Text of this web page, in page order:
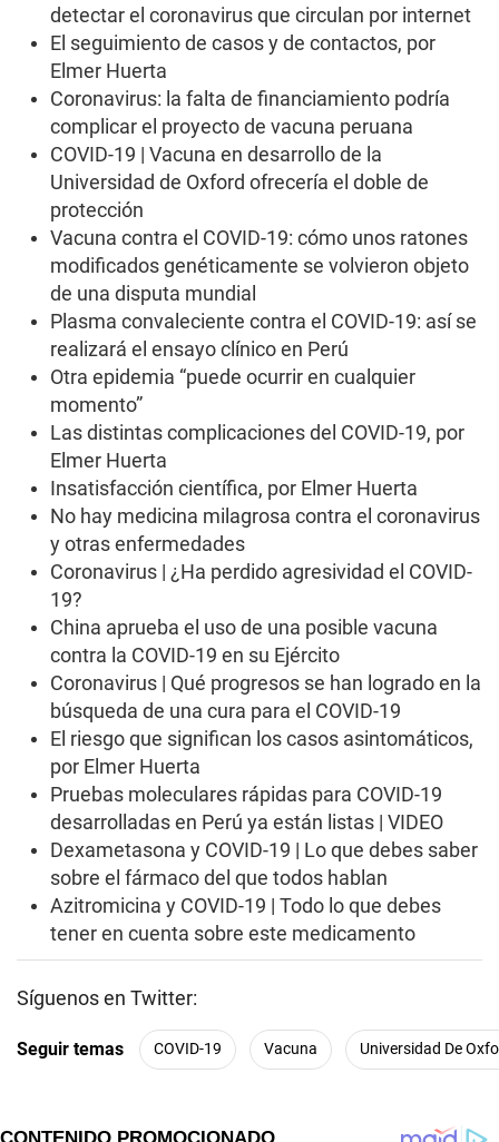
detectar el coronavirus que circulan por internet
El seguimiento de casos y de contactos, por
Elmer Huerta
Coronavirus: la falta de financiamiento podría
complicar el proyecto de vacuna peruana
COVID-19 | Vacuna en desarrollo de la
Universidad de Oxford ofrecería el doble de
protección
Vacuna contra el COVID-19: cómo unos ratones
modificados genéticamente se volvieron objeto
de una disputa mundial
Plasma convaleciente contra el COVID-19: así se
realizará el ensayo clínico en Perú
Otra epidemia “puede ocurrir en cualquier
momento”
Las distintas complicaciones del COVID-19, por
Elmer Huerta
Insatisfacción científica, por Elmer Huerta
No hay medicina milagrosa contra el coronavirus
y otras enfermedades
Coronavirus | ¿Ha perdido agresividad el COVID-
19?
China aprueba el uso de una posible vacuna
contra la COVID-19 en su Ejército
Coronavirus | Qué progresos se han logrado en la
búsqueda de una cura para el COVID-19
El riesgo que significan los casos asintomáticos,
por Elmer Huerta
Pruebas moleculares rápidas para COVID-19
desarrolladas en Perú ya están listas | VIDEO
Dexametasona y COVID-19 | Lo que debes saber
sobre el fármaco del que todos hablan
Azitromicina y COVID-19 | Todo lo que debes
tener en cuenta sobre este medicamento
Síguenos en Twitter:
Seguir temas COVID-19 Vacuna Universidad De